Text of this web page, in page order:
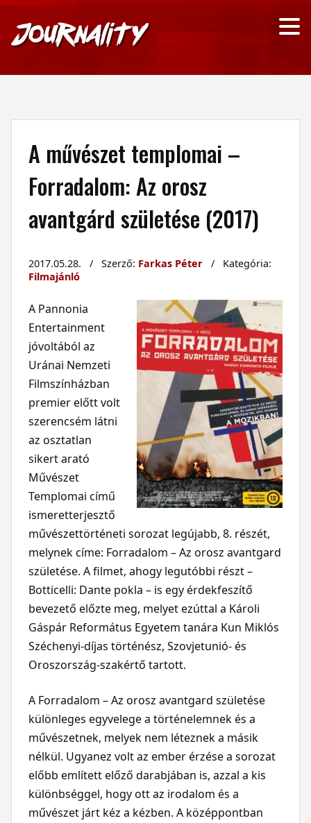
A művészet templomai –
Forradalom: Az orosz
avantgárd születése (2017)
2017.05.28. / Szerző: Farkas Péter/ Kategória:
Filmajánló
A Pannonia
Entertainment
jóvoltából az
Uránai Nemzeti
Filmszínházban
premier előtt volt
szerencsém látni
az osztatlan
sikert arató
Művészet
Templomai című
ismeretterjesztő
művészettörténeti sorozat legújabb, 8. részét,
melynek címe: Forradalom – Az orosz avantgard
születése. A filmet, ahogy legutóbbi részt –
Botticelli: Dante pokla – is egy érdekfeszítő
bevezető előzte meg, melyet ezúttal a Károli
Gáspár Református Egyetem tanára Kun Miklós
Széchenyi-díjas történész, Szovjetunió- és
Oroszország-szakértő tartott.
A Forradalom – Az orosz avantgard születése
különleges egyvelege a történelemnek és a
művészetnek, melyek nem léteznek a másik
nélkül. Ugyanez volt az ember érzése a sorozat
előbb említett előző darabjában is, azzal a kis
különbséggel, hogy ott az irodalom és a
művészet járt kéz a kézben. A középpontban